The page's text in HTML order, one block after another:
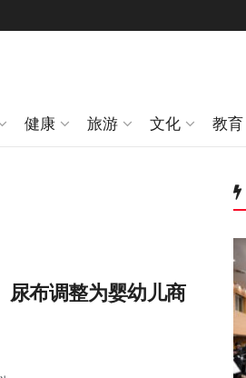
健康 旅游 文化 教育
布调整为婴幼儿商